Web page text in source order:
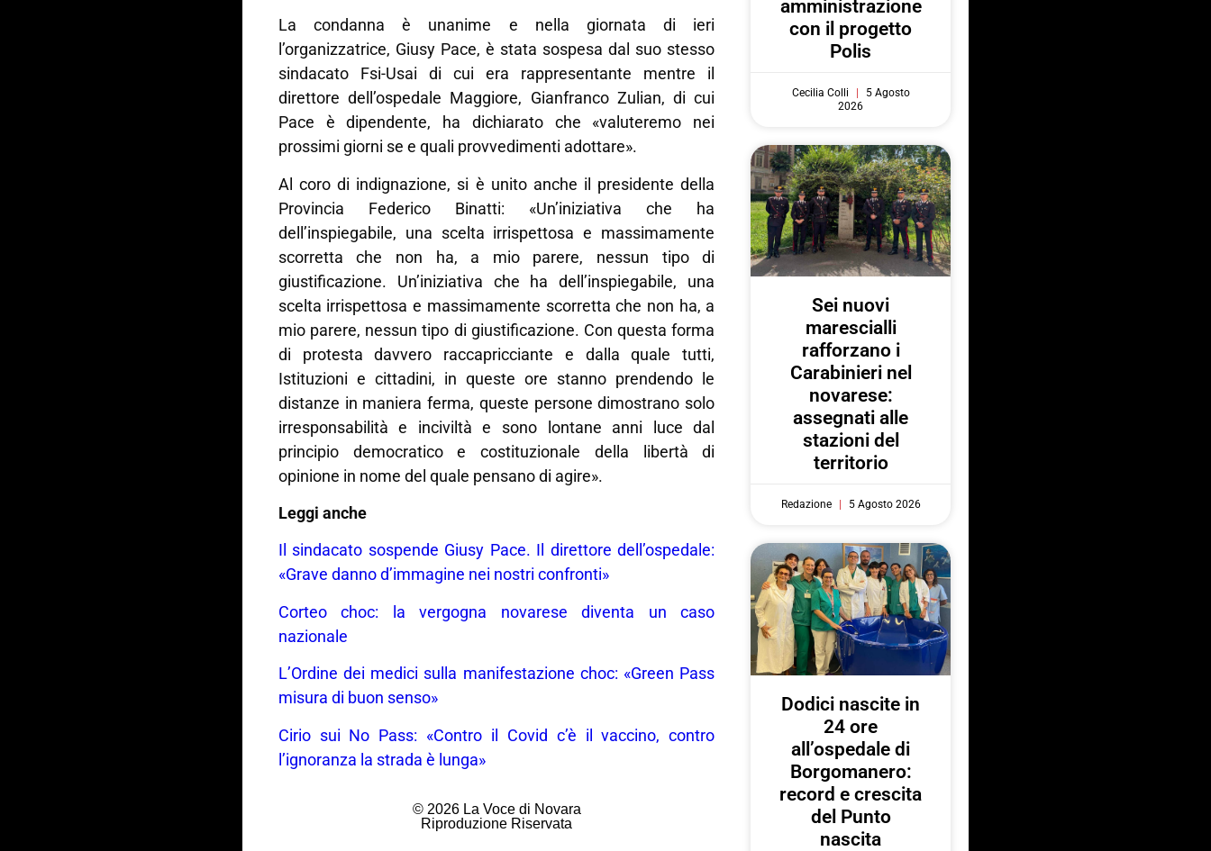
La condanna è unanime e nella giornata di ieri
l’organizzatrice, Giusy Pace, è stata sospesa dal suo stesso
sindacato Fsi-Usai di cui era rappresentante mentre il
direttore dell’ospedale Maggiore, Gianfranco Zulian, di cui
Pace è dipendente, ha dichiarato che «valuteremo nei
prossimi giorni se e quali provvedimenti adottare».
Al coro di indignazione, si è unito anche il presidente della
Provincia Federico Binatti: «Un’iniziativa che ha
dell’inspiegabile, una scelta irrispettosa e massimamente
scorretta che non ha, a mio parere, nessun tipo di
giustificazione. Un’iniziativa che ha dell’inspiegabile, una
scelta irrispettosa e massimamente scorretta che non ha, a
mio parere, nessun tipo di giustificazione. Con questa forma
di protesta davvero raccapricciante e dalla quale tutti,
Istituzioni e cittadini, in queste ore stanno prendendo le
distanze in maniera ferma, queste persone dimostrano solo
irresponsabilità e inciviltà e sono lontane anni luce dal
principio democratico e costituzionale della libertà di
opinione in nome del quale pensano di agire».
Leggi anche
Il sindacato sospende Giusy Pace. Il direttore dell’ospedale:
«Grave danno d’immagine nei nostri confronti»
Corteo choc: la vergogna novarese diventa un caso
nazionale
L’Ordine dei medici sulla manifestazione choc: «Green Pass
misura di buon senso»
Cirio sui No Pass: «Contro il Covid c’è il vaccino, contro
l’ignoranza la strada è lunga»
© 2026 La Voce di Novara
Riproduzione Riservata
amministrazione
con il progetto
Polis
Cecilia Colli
5 Agosto
2026
Sei nuovi
marescialli
rafforzano i
Carabinieri nel
novarese:
assegnati alle
stazioni del
territorio
Redazione 5 Agosto 2026
Dodici nascite in
24 ore
all’ospedale di
Borgomanero:
record e crescita
del Punto
nascita